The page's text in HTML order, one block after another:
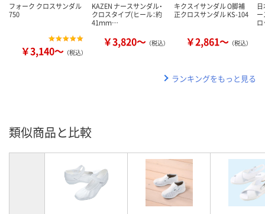
フォーク クロスサンダル
750
￥3,140～ （税込）
KAZEN ナースサンダル・
クロスタイプ(ヒール：約
41ｍｍ…
￥3,820～ （税込）
キクスイサンダル O脚補
正クロスサンダル KS-104
￥2,861～ （税込）
ランキングをもっと見る
類似商品と比較